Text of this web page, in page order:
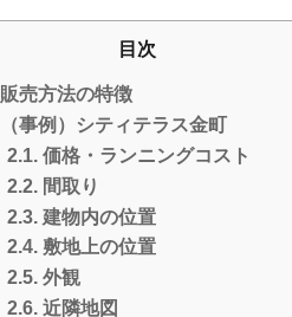
目次
販売方法の特徴
（事例）シティテラス金町
2.1. 価格・ランニングコスト
2.2. 間取り
2.3. 建物内の位置
2.4. 敷地上の位置
2.5. 外観
2.6. 近隣地図